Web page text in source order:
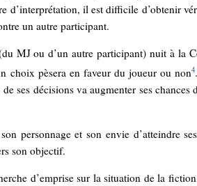
d’interprétation, il est difficile d’obtenir
un autre participant.
MJ ou d’un autre participant) nuit à la
choix pèsera en faveur du joueur ou non4
ses décisions va augmenter ses chances
personnage et son envie d’atteindre
son objectif.
d’emprise sur la situation de la